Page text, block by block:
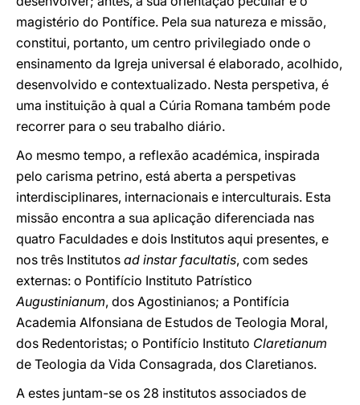
magistério do Pontífice. Pela sua natureza e missão,
constitui, portanto, um centro privilegiado onde o
ensinamento da Igreja universal é elaborado, acolhido,
desenvolvido e contextualizado. Nesta perspetiva, é
uma instituição à qual a Cúria Romana também pode
recorrer para o seu trabalho diário.
Ao mesmo tempo, a reflexão académica, inspirada
pelo carisma petrino, está aberta a perspetivas
interdisciplinares, internacionais e interculturais. Esta
missão encontra a sua aplicação diferenciada nas
quatro Faculdades e dois Institutos aqui presentes, e
nos três Institutos ad instar facultatis, com sedes
externas: o Pontifício Instituto Patrístico
Augustinianum, dos Agostinianos; a Pontifícia
Academia Alfonsiana de Estudos de Teologia Moral,
dos Redentoristas; o Pontifício Instituto Claretianum
de Teologia da Vida Consagrada, dos Claretianos.
A estes juntam-se os 28 institutos associados de